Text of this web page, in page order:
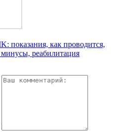
показания, как проводится,
реабилитация